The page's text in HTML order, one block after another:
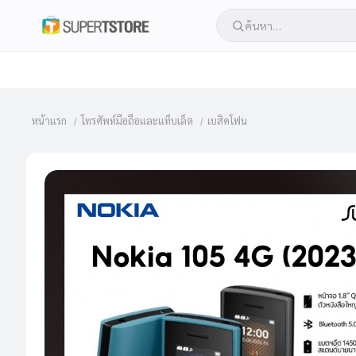
หน้าแรก โทรศัพท์มือถือและแท็บเล็ต เบสิคโฟน